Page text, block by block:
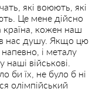
які воюють, які
Це мене дійсно
країна, кожен наш
нас душу. Якщо цю
і металу
військові.
би їх, не було б ні
олімпійський